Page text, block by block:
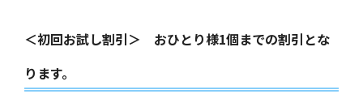
＜初回お試し割引＞ おひとり様1個までの割引とな
ります。